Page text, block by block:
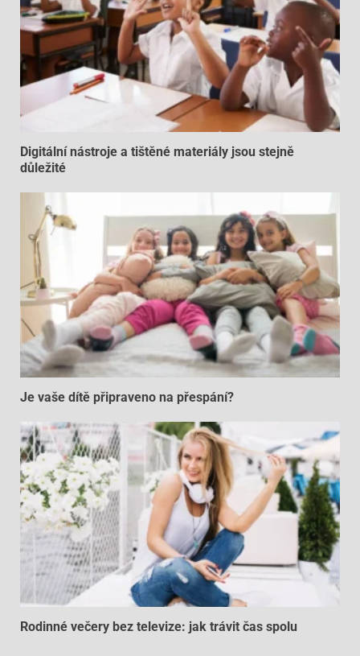
Digitální nástroje a tištěné materiály jsou stejně
důležité
Je vaše dítě připraveno na přespání?
Rodinné večery bez televize: jak trávit čas spolu